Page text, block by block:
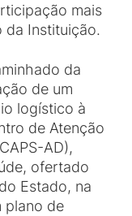
mais
da Instituição.
da
de um
logístico à
de Atenção
AD),
ofertado
Estado, na
plano de